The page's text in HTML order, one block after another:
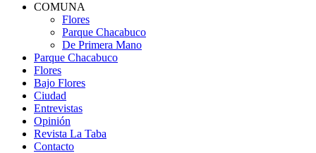
COMUNA
Flores
Parque Chacabuco
De Primera Mano
Parque Chacabuco
Flores
Bajo Flores
Ciudad
Entrevistas
Opinión
Revista La Taba
Contacto